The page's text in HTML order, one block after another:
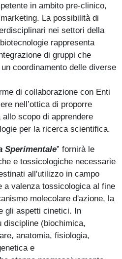
in ambito pre-clinico,
La possibilità di
nei settori della
rappresenta
di gruppi che
coordinamento delle diverse
di collaborazione con Enti
nell’ottica di proporre
scopo di apprendere
per la ricerca scientifica.
Sperimentale” fornirà le
e tossicologiche necessarie
all'utilizzo in campo
a valenza tossicologica al fine
molecolare d'azione, la
gli aspetti cinetici. In
discipline (biochimica,
anatomia, fisiologia,
e